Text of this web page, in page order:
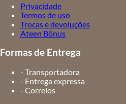
Privacidade
Termos de uso
Trocas e devoluções
Ateen Bônus
Formas de Entrega
- Transportadora
- Entrega expressa
- Correios